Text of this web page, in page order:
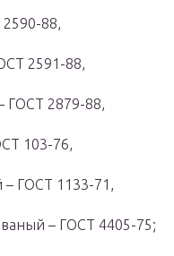
2590-88,
2591-88,
ГОСТ 2879-88,
103-76,
– ГОСТ 1133-71,
– ГОСТ 4405-75;